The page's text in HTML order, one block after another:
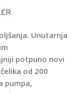
Unutarnja
potpuno novi
od 200
pumpa,